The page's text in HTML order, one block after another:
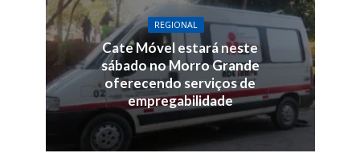
REGIONAL
Cate Móvel estará neste
sábado no Morro Grande
oferecendo serviços de
empregabilidade